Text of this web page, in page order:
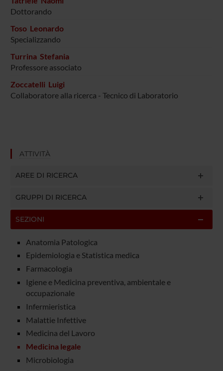
Dottorando
Toso Leonardo
Specializzando
Turrina Stefania
Professore associato
Zoccatelli Luigi
Collaboratore alla ricerca - Tecnico di Laboratorio
ATTIVITÀ
AREE DI RICERCA
GRUPPI DI RICERCA
SEZIONI
Anatomia Patologica
Epidemiologia e Statistica medica
Farmacologia
Igiene e Medicina preventiva, ambientale e
occupazionale
Infermieristica
Malattie Infettive
Medicina del Lavoro
Medicina legale
Microbiologia